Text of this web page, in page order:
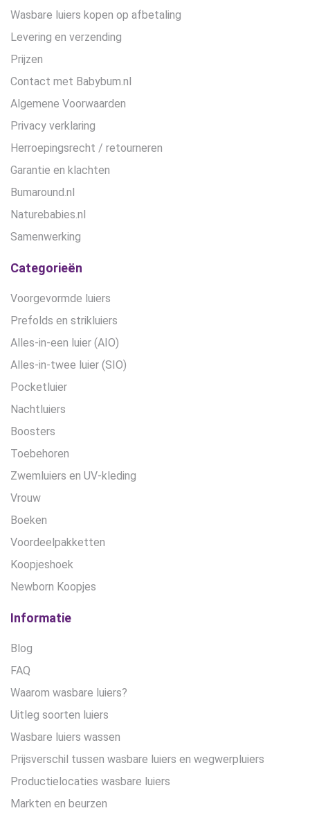
Wasbare luiers kopen op afbetaling
Levering en verzending
Prijzen
Contact met Babybum.nl
Algemene Voorwaarden
Privacy verklaring
Herroepingsrecht / retourneren
Garantie en klachten
Bumaround.nl
Naturebabies.nl
Samenwerking
Categorieën
Voorgevormde luiers
Prefolds en strikluiers
Alles-in-een luier (AIO)
Alles-in-twee luier (SIO)
Pocketluier
Nachtluiers
Boosters
Toebehoren
Zwemluiers en UV-kleding
Vrouw
Boeken
Voordeelpakketten
Koopjeshoek
Newborn Koopjes
Informatie
Blog
FAQ
Waarom wasbare luiers?
Uitleg soorten luiers
Wasbare luiers wassen
Prijsverschil tussen wasbare luiers en wegwerpluiers
Productielocaties wasbare luiers
Markten en beurzen